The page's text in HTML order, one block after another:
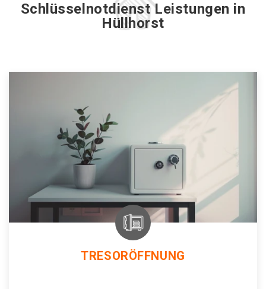
Schlüsselnotdienst Leistungen in
Hüllhorst
TRESORÖFFNUNG